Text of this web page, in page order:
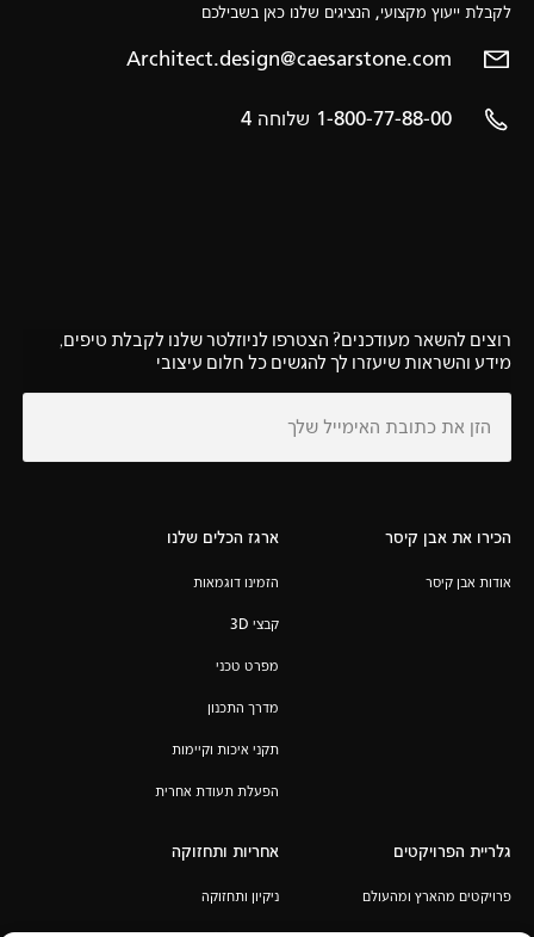
לקבלת ייעוץ מקצועי, הנציגים שלנו כאן בשבילכם
Architect.design@caesarstone.com
1-800-77-88-00 שלוחה 4
רוצים להשאר מעודכנים? הצטרפו לניוזלטר שלנו לקבלת טיפים,
מידע והשראות שיעזרו לך להגשים כל חלום עיצובי
הכירו את אבן קיסר
אודות אבן קיסר
ארגז הכלים שלנו
הזמינו דוגמאות
קבצי 3D
מפרט טכני
מדרך התכנון
תקני איכות וקיימות
הפעלת תעודת אחרית
גלריית הפרויקטים
פרויקטים מהארץ ומהעולם
אחריות ותחזוקה
ניקיון ותחזוקה